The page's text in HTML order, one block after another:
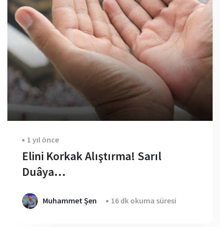
1 yıl önce
Elini Korkak Alıştırma! Sarıl
Duâya…
Muhammet Şen 16 dk okuma süresi